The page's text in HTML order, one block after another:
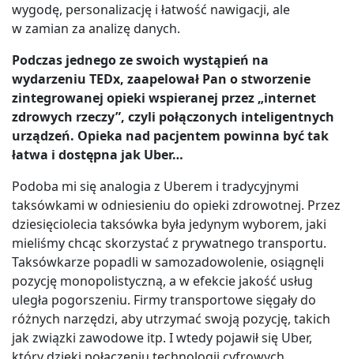
wygodę, personalizację i łatwość nawigacji, ale
w zamian za analizę danych.
Podczas jednego ze swoich wystąpień na
wydarzeniu TEDx, zaapelował Pan o stworzenie
zintegrowanej opieki wspieranej przez „internet
zdrowych rzeczy”, czyli połączonych inteligentnych
urządzeń. Opieka nad pacjentem powinna być tak
łatwa i dostępna jak Uber…
Podoba mi się analogia z Uberem i tradycyjnymi
taksówkami w odniesieniu do opieki zdrowotnej. Przez
dziesięciolecia taksówka była jedynym wyborem, jaki
mieliśmy chcąc skorzystać z prywatnego transportu.
Taksówkarze popadli w samozadowolenie, osiągnęli
pozycję monopolistyczną, a w efekcie jakość usług
uległa pogorszeniu. Firmy transportowe sięgały do
różnych narzędzi, aby utrzymać swoją pozycję, takich
jak związki zawodowe itp. I wtedy pojawił się Uber,